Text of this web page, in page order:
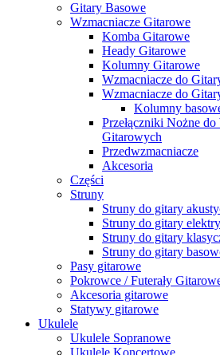
Gitary Basowe
Wzmacniacze Gitarowe
Komba Gitarowe
Heady Gitarowe
Kolumny Gitarowe
Wzmacniacze do
Wzmacniacze do
Kolumny
Przełączniki Nożne
Gitarowych
Przedwzmacniacze
Akcesoria
Części
Struny
Struny do gitary
Struny do gitary
Struny do gitary
Struny do gitary
Pasy gitarowe
Pokrowce / Futerały
Akcesoria gitarowe
Statywy gitarowe
Ukulele
Ukulele Sopranowe
Ukulele Koncertowe